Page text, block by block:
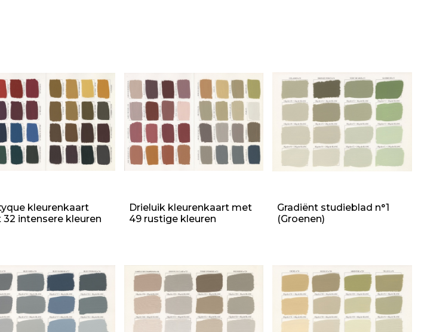
kleurenkaart
32 intensere kleuren
Drieluik kleurenkaart met
49 rustige kleuren
Gradiënt studieblad n°1
(Groenen)